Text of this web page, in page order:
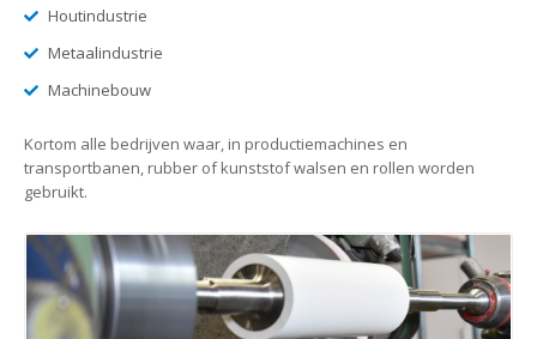
Houtindustrie
Metaalindustrie
Machinebouw
Kortom alle bedrijven waar, in productiemachines en
transportbanen, rubber of kunststof walsen en rollen worden
gebruikt.